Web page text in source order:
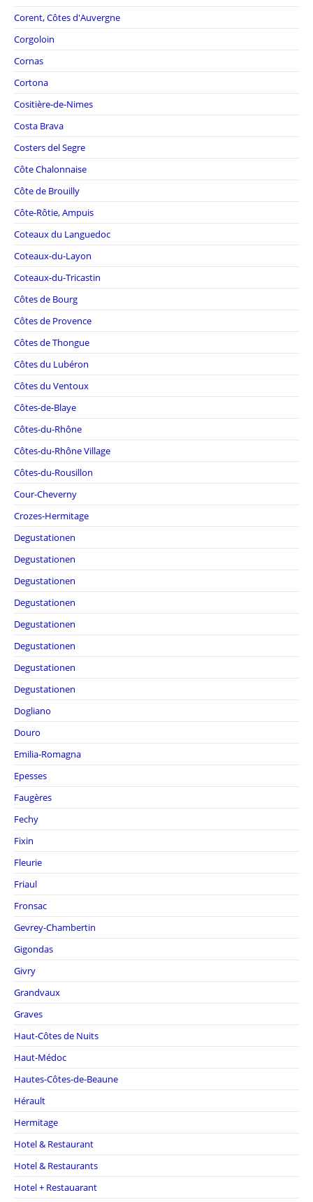
Corent, Côtes d'Auvergne
Corgoloin
Cornas
Cortona
Cositière-de-Nimes
Costa Brava
Costers del Segre
Côte Chalonnaise
Côte de Brouilly
Côte-Rôtie, Ampuis
Coteaux du Languedoc
Coteaux-du-Layon
Coteaux-du-Tricastin
Côtes de Bourg
Côtes de Provence
Côtes de Thongue
Côtes du Lubéron
Côtes du Ventoux
Côtes-de-Blaye
Côtes-du-Rhône
Côtes-du-Rhône Village
Côtes-du-Rousillon
Cour-Cheverny
Crozes-Hermitage
Degustationen
Degustationen
Degustationen
Degustationen
Degustationen
Degustationen
Degustationen
Degustationen
Dogliano
Douro
Emilia-Romagna
Epesses
Faugères
Fechy
Fixin
Fleurie
Friaul
Fronsac
Gevrey-Chambertin
Gigondas
Givry
Grandvaux
Graves
Haut-Côtes de Nuits
Haut-Médoc
Hautes-Côtes-de-Beaune
Hérault
Hermitage
Hotel & Restaurant
Hotel & Restaurants
Hotel + Restauarant